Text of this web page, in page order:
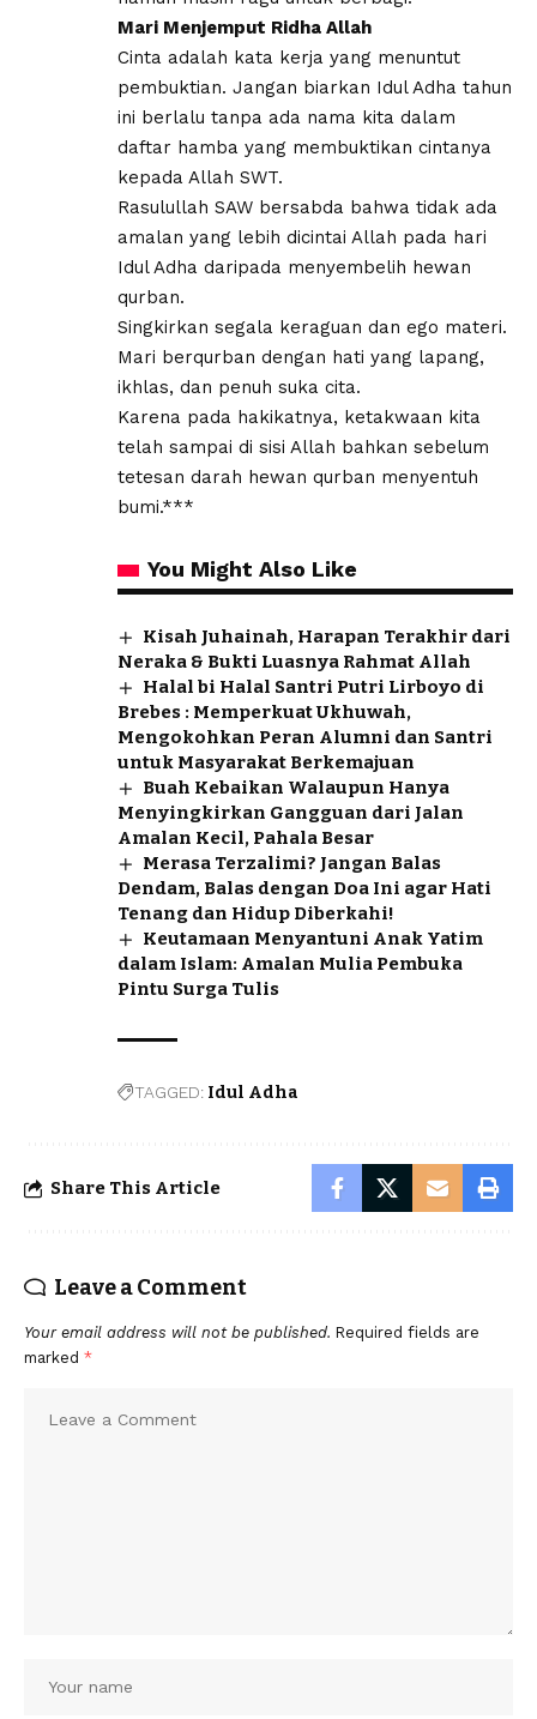
Mari Menjemput Ridha Allah
​Cinta adalah kata kerja yang menuntut
pembuktian. Jangan biarkan Idul Adha tahun
ini berlalu tanpa ada nama kita dalam
daftar hamba yang membuktikan cintanya
kepada Allah SWT.
Rasulullah SAW bersabda bahwa tidak ada
amalan yang lebih dicintai Allah pada hari
Idul Adha daripada menyembelih hewan
qurban.
Singkirkan segala keraguan dan ego materi.
Mari berqurban dengan hati yang lapang,
ikhlas, dan penuh suka cita.
Karena pada hakikatnya, ketakwaan kita
telah sampai di sisi Allah bahkan sebelum
tetesan darah hewan qurban menyentuh
bumi.***
You Might Also Like
Kisah Juhainah, Harapan Terakhir dari
Neraka & Bukti Luasnya Rahmat Allah
Halal bi Halal Santri Putri Lirboyo di
Brebes : Memperkuat Ukhuwah,
Mengokohkan Peran Alumni dan Santri
untuk Masyarakat Berkemajuan
Buah Kebaikan Walaupun Hanya
Menyingkirkan Gangguan dari Jalan
Amalan Kecil, Pahala Besar
Merasa Terzalimi? Jangan Balas
Dendam, Balas dengan Doa Ini agar Hati
Tenang dan Hidup Diberkahi!
Keutamaan Menyantuni Anak Yatim
dalam Islam: Amalan Mulia Pembuka
Pintu Surga Tulis
TAGGED: Idul Adha
Share This Article
Leave a Comment
Your email address will not be published. Required fields are
marked *